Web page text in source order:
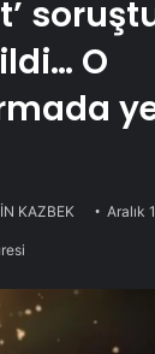
O
KAZBEK Aralık